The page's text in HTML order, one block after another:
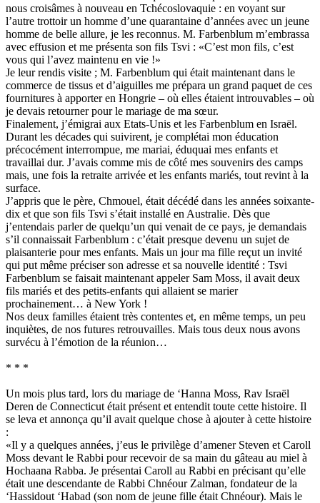
nous croisâmes à nouveau en Tchécoslovaquie : en voyant sur
l’autre trottoir un homme d’une quarantaine d’années avec un jeune
homme de belle allure, je les reconnus. M. Farbenblum m’embrassa
avec effusion et me présenta son fils Tsvi : «C’est mon fils, c’est
vous qui l’avez maintenu en vie !»
Je leur rendis visite ; M. Farbenblum qui était maintenant dans le
commerce de tissus et d’aiguilles me prépara un grand paquet de ces
fournitures à apporter en Hongrie – où elles étaient introuvables – où
je devais retourner pour le mariage de ma sœur.
Finalement, j’émigrai aux Etats-Unis et les Farbenblum en Israël.
Durant les décades qui suivirent, je complétai mon éducation
précocément interrompue, me mariai, éduquai mes enfants et
travaillai dur. J’avais comme mis de côté mes souvenirs des camps
mais, une fois la retraite arrivée et les enfants mariés, tout revint à la
surface.
J’appris que le père, Chmouel, était décédé dans les années soixante-
dix et que son fils Tsvi s’était installé en Australie. Dès que
j’entendais parler de quelqu’un qui venait de ce pays, je demandais
s’il connaissait Farbenblum : c’était presque devenu un sujet de
plaisanterie pour mes enfants. Mais un jour ma fille reçut un invité
qui put même préciser son adresse et sa nouvelle identité : Tsvi
Farbenblum se faisait maintenant appeler Sam Moss, il avait deux
fils mariés et des petits-enfants qui allaient se marier
prochainement… à New York !
Nos deux familles étaient très contentes et, en même temps, un peu
inquiètes, de nos futures retrouvailles. Mais tous deux nous avons
survécu à l’émotion de la réunion…
* * *
Un mois plus tard, lors du mariage de ‘Hanna Moss, Rav Israël
Deren de Connecticut était présent et entendit toute cette histoire. Il
se leva et annonça qu’il avait quelque chose à ajouter à cette histoire
:
«Il y a quelques années, j’eus le privilège d’amener Steven et Caroll
Moss devant le Rabbi pour recevoir de sa main du gâteau au miel à
Hochaana Rabba. Je présentai Caroll au Rabbi en précisant qu’elle
était une descendante de Rabbi Chnéour Zalman, fondateur de la
‘Hassidout ‘Habad (son nom de jeune fille était Chnéour). Mais le